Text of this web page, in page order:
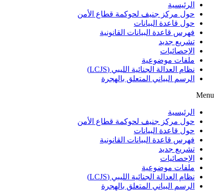
الرئيسية
حول مركز جنيف لحوكمة قطاع الأمن
حول قاعدة البيانات
فهرس قاعدة البيانات القانونية
تشريع جديد
الإحصائيات
ملفات موضوعية
نظام العدالة الجنائية الليبي (LCJS)
الرسم البياني المتعلق بالهجرة
Menu
الرئيسية
حول مركز جنيف لحوكمة قطاع الأمن
حول قاعدة البيانات
فهرس قاعدة البيانات القانونية
تشريع جديد
الإحصائيات
ملفات موضوعية
نظام العدالة الجنائية الليبي (LCJS)
الرسم البياني المتعلق بالهجرة